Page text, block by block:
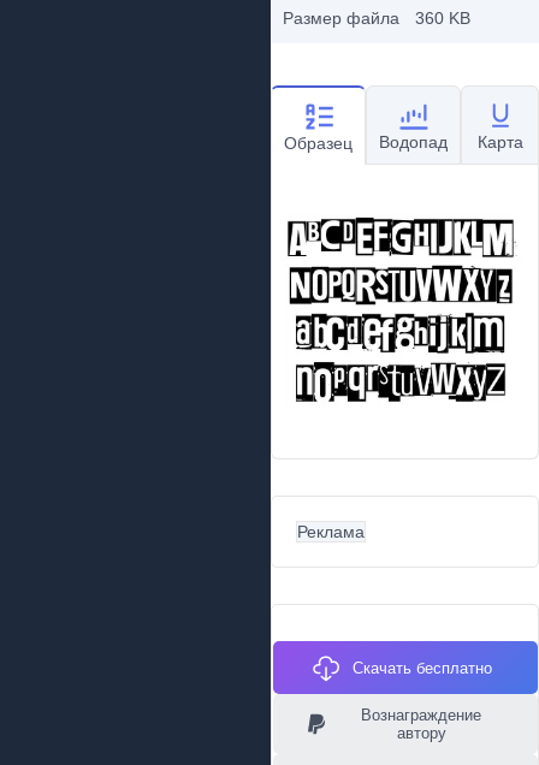
Размер файла 360 KB
Образец Водопад Карта
Реклама
Скачать бесплатно
Вознаграждение
автору